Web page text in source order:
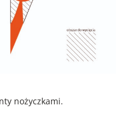
nożyczkami.